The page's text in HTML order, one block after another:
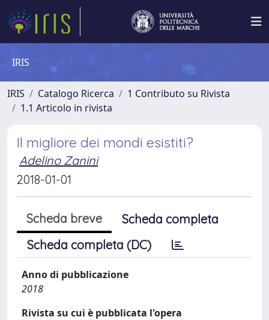
IRIS
IRIS Catalogo Ricerca
1 Contributo su Rivista
1.1 Articolo in rivista
Il migliore dei mondi esistiti?
Adelino Zanini
2018-01-01
Scheda breve
Scheda completa
Scheda completa (DC)
Anno di pubblicazione
2018
Rivista su cui è pubblicata l'opera